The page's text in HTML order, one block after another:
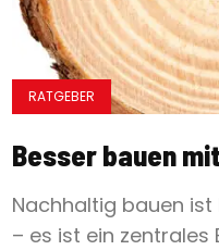
RATGEBER
Besser bauen
Nachhaltig bauen
– es ist ein zentrales